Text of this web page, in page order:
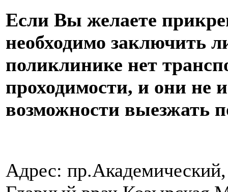
Если Вы желаете
необходимо заключить
поликлинике нет
проходимости, и они не
возможности выезжать
Адрес: